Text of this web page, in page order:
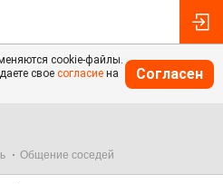
cookie-файлы.
свое согласие на
Согласен
Общение соседей